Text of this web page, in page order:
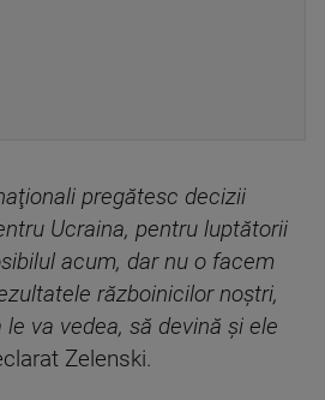
pregătesc decizii
Ucraina, pentru luptătorii
acum, dar nu o facem
războinicilor noştri,
va vedea, să devină şi ele
Zelenski.